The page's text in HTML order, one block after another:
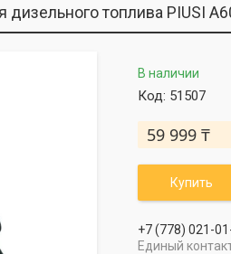
топлива PIUSI
В наличии
Код: 51507
59 999 ₸
Купить
+7 (778) 021-
Единый